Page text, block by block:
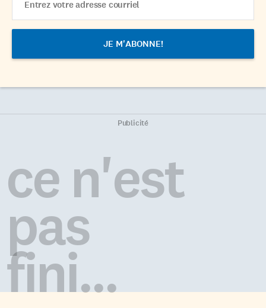
Address
Publicité
ce n'est
pas
fini...